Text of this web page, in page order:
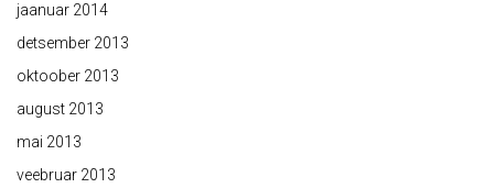
jaanuar 2014
detsember 2013
oktoober 2013
august 2013
mai 2013
veebruar 2013